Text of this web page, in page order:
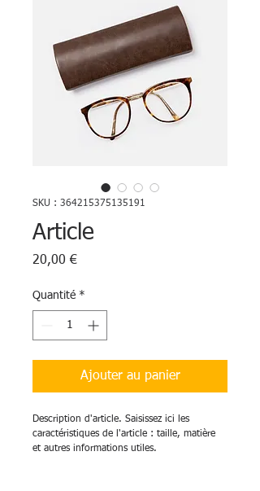
SKU : 364215375135191
Article
20,00 €Prix
Quantité *
Ajouter au panier
Description d'article. Saisissez ici les
caractéristiques de l'article : taille, matière
et autres informations utiles.